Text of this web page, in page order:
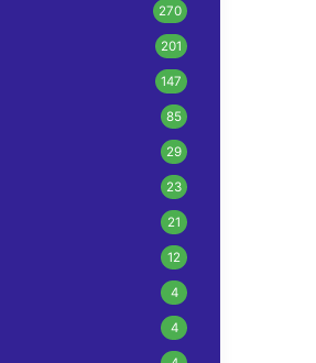
270
201
147
85
29
23
21
12
4
4